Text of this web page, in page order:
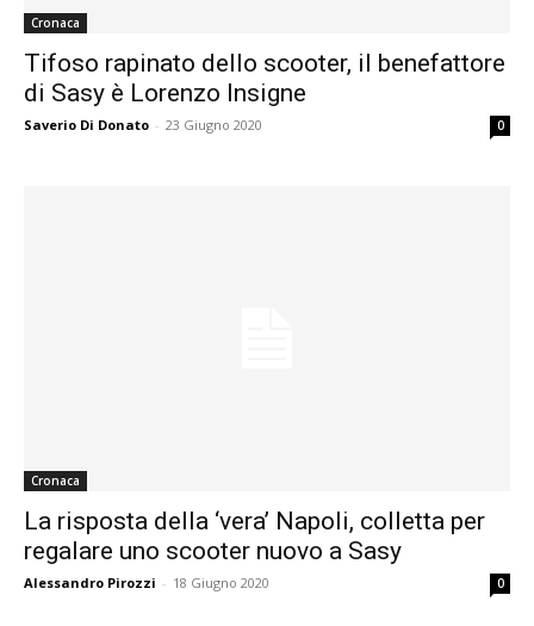
Cronaca
Tifoso rapinato dello scooter, il benefattore
di Sasy è Lorenzo Insigne
Saverio Di Donato - 23 Giugno 2020 0
Cronaca
La risposta della ‘vera’ Napoli, colletta per
regalare uno scooter nuovo a Sasy
Alessandro Pirozzi - 18 Giugno 2020 0